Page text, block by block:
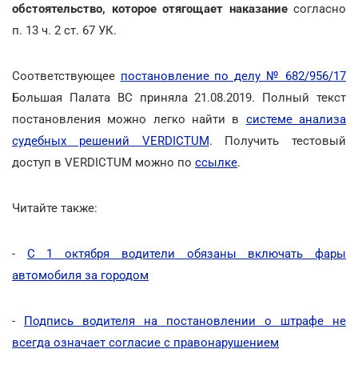
обстоятельство, которое отягощает наказаниесогласно
п. 13 ч. 2 ст. 67 УК.
Соответствующее постановление по делу № 682/956/17
Большая Палата ВС приняла 21.08.2019. Полный текст
постановления можно легко найти в системе анализа
судебных решений VERDICTUM. Получить тестовый
доступ в VERDICTUM можно по ссылке.
Читайте также:
- С 1 октября водители обязаны включать фары
автомобиля за городом
- Подпись водителя на постановлении о штрафе не
всегда означает согласие с правонарушением